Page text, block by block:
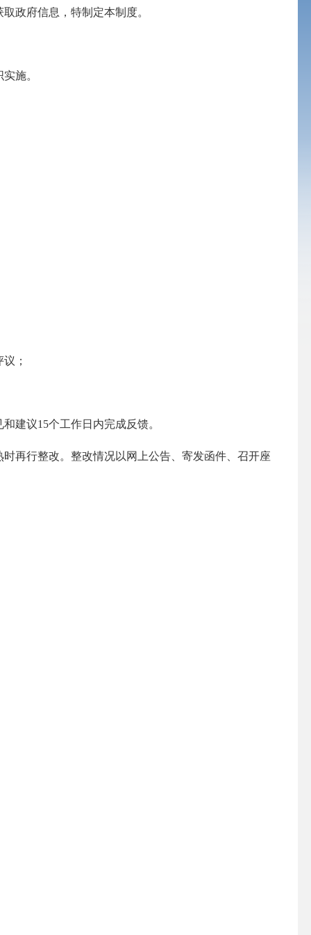
政府信息，特制定本制度。
施。
；
建议15个工作日内完成反馈。
再行整改。整改情况以网上公告、寄发函件、召开座